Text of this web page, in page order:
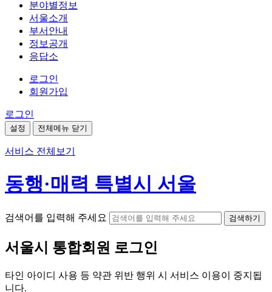
분야별정보
서울소개
부서안내
정보공개
응답소
로그인
회원가입
로그인
설정 전체메뉴 닫기
서비스 전체보기
동행·매력 특별시 서울
검색어를 입력해 주세요 검색하기
서울시 통합회원 로그인
타인 아이디 사용 등 약관 위반 행위 시 서비스 이용이 중지됩
니다.